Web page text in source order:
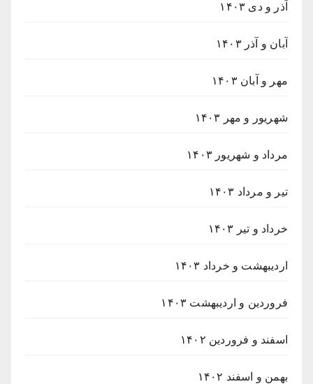
آذر و دی ۱۴۰۳
آبان و آذر ۱۴۰۳
مهر و آبان ۱۴۰۳
شهریور و مهر ۱۴۰۳
مرداد و شهریور ۱۴۰۳
تیر و مرداد ۱۴۰۳
خرداد و تیر ۱۴۰۳
اردیبهشت و خرداد ۱۴۰۳
فروردین و اردیبهشت ۱۴۰۳
اسفند و فروردین ۱۴۰۲
بهمن و اسفند ۱۴۰۲